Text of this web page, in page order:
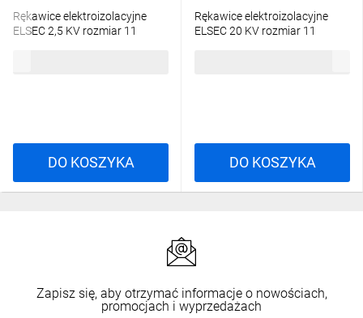
Rękawice elektroizolacyjne
ELSEC 2,5 KV rozmiar 11
DO KOSZYKA
Rękawice elektroizolacyjne
ELSEC 20 KV rozmiar 11
DO KOSZYKA
Zapisz się, aby otrzymać informacje o nowościach,
promocjach i wyprzedażach